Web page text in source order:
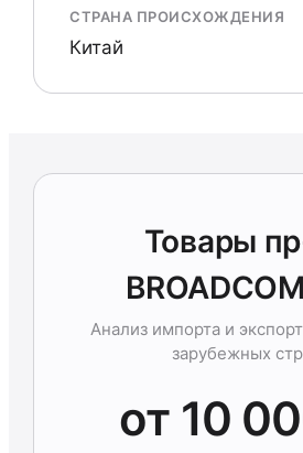
СТРАНА ПРОИСХОЖДЕНИЯ
Китай
Товары
Анализ импорта и
зарубежных
от 10